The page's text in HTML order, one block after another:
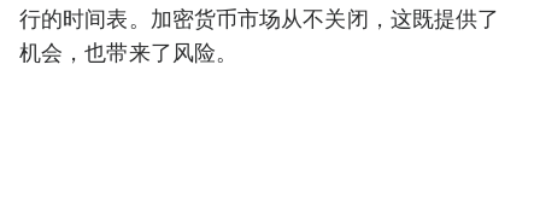
行的时间表。加密货币市场从不关闭，这既提供了
机会，也带来了风险。